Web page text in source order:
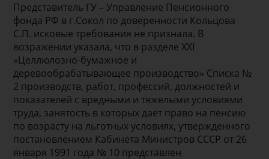
Представитель ГУ – Управление Пенсионного
фонда РФ в г.Сокол по доверенности Кольцова
С.П. исковые требования не признала. В
возражении указала, что в разделе XXI
«Целлюлозно-бумажное и
деревообрабатывающее производство» Списка №
2 производств, работ, профессий, должностей и
показателей с вредными и тяжелыми условиями
труда, занятость в которых дает право на пенсию
по возрасту на льготных условиях, утвержденного
постановлением Кабинета Министров СССР от 26
января 1991 года № 10 представлен